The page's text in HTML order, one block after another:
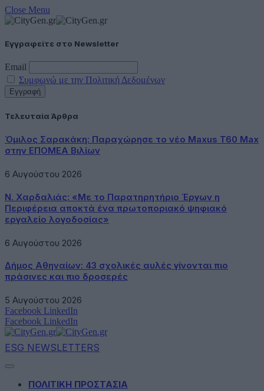
Close Menu
Εγγραφείτε στο Newsletter
Email
Συμφωνώ με την Πολιτική Δεδομένων
Τελευταία Άρθρα
Όμιλος Σαρακάκη: Παραχώρησε το νέο Maxus T60 Max
στην ΕΠΟΜΕΑ Βιλίων
6 Αυγούστου 2026
Ν. Χαρδαλιάς: «Με το Παρατηρητήριο Έργων η
Περιφέρεια αποκτά ένα πρωτοποριακό ψηφιακό
εργαλείο λογοδοσίας»
6 Αυγούστου 2026
Δήμος Αθηναίων: 43 σχολικές αυλές γίνονται πιο
πράσινες και πιο δροσερές
5 Αυγούστου 2026
Facebook LinkedIn
Facebook LinkedIn
ESG NEWSLETTERS
ΠΟΛΙΤΙΚΗ ΠΡΟΣΤΑΣΙΑ